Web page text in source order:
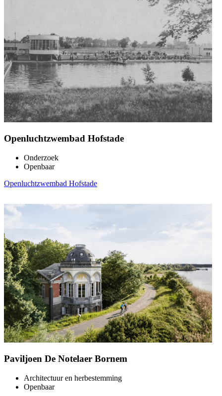
Openluchtzwembad Hofstade
Onderzoek
Openbaar
Openluchtzwembad Hofstade
Paviljoen De Notelaer Bornem
Architectuur en herbestemming
Openbaar